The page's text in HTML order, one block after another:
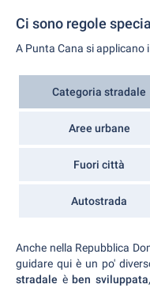
Ci sono regole
A Punta Cana si applicano
Categoria stradale
Aree urbane
Fuori città
Autostrada
Anche nella Repubblica
guidare qui è un po'
stradale è ben sviluppata